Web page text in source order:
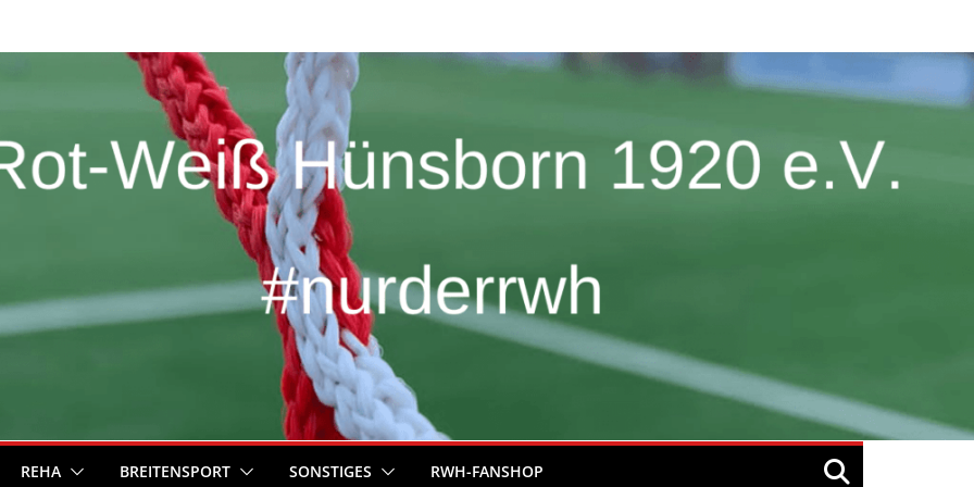
REHA BREITENSPORT SONSTIGES RWH-FANSHOP